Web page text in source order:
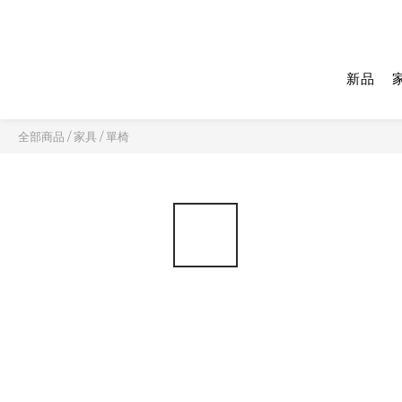
新品
全部商品 /家具 /單椅